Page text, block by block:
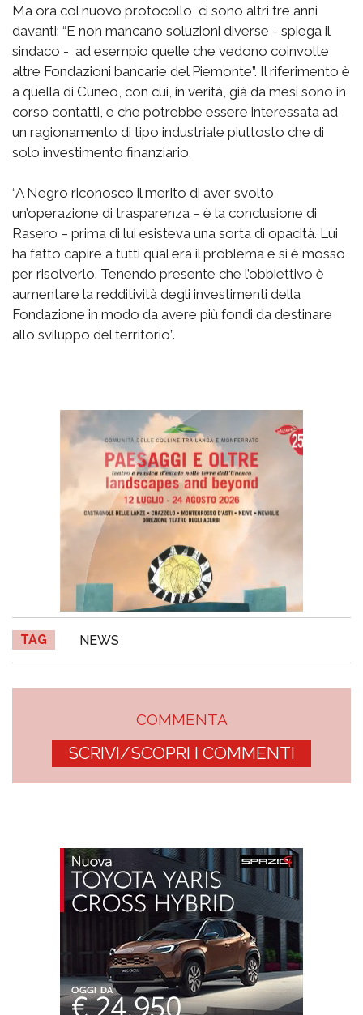
Ma ora col nuovo protocollo, ci sono altri tre anni
davanti: “E non mancano soluzioni diverse - spiega il
sindaco - ad esempio quelle che vedono coinvolte
altre Fondazioni bancarie del Piemonte”. Il riferimento è
a quella di Cuneo, con cui, in verità, già da mesi sono in
corso contatti, e che potrebbe essere interessata ad
un ragionamento di tipo industriale piuttosto che di
solo investimento finanziario.
“A Negro riconosco il merito di aver svolto
un’operazione di trasparenza – è la conclusione di
Rasero – prima di lui esisteva una sorta di opacità. Lui
ha fatto capire a tutti qual era il problema e si è mosso
per risolverlo. Tenendo presente che l’obbiettivo è
aumentare la redditività degli investimenti della
Fondazione in modo da avere più fondi da destinare
allo sviluppo del territorio”.
TAG NEWS
COMMENTA
SCRIVI/SCOPRI I COMMENTI